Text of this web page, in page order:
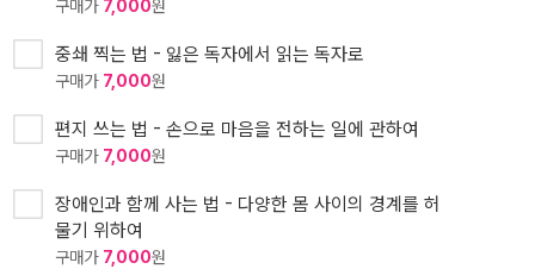
구매가 7,000원
중쇄 찍는 법 - 잃은 독자에서 읽는 독자로
구매가 7,000원
편지 쓰는 법 - 손으로 마음을 전하는 일에 관하여
구매가 7,000원
장애인과 함께 사는 법 - 다양한 몸 사이의 경계를 허
물기 위하여
구매가 7,000원